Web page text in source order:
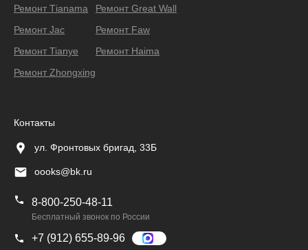
Ремонт Тianama
Ремонт Jac
Ремонт Tianye
Ремонт Zhongxing
Ремонт Great Wall
Ремонт Faw
Ремонт Haima
Контакты
ул. Фронтовых бригад, 33Б
oooks@bk.ru
8-800-250-48-11
Бесплатный звонок по России
+7 (912) 655-89-96